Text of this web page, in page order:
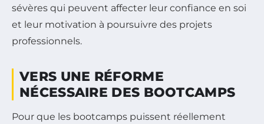
sévères qui peuvent affecter leur confiance en soi
et leur motivation à poursuivre des projets
professionnels.
VERS UNE RÉFORME
NÉCESSAIRE DES BOOTCAMPS
Pour que les bootcamps puissent réellement